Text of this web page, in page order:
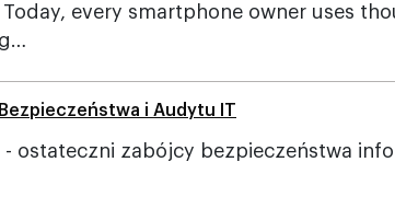
every smartphone owner uses
Bezpieczeństwa i Audytu IT
ostateczni zabójcy bezpieczeństwa